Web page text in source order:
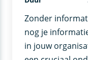
Zonder
nog je
in jouw